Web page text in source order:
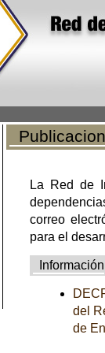
La Red de
correo
para el
Información
del
de